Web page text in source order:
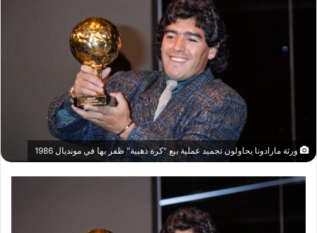
ورثة مارادونا يحاولون تجميد عملية بيع "كرة ذهبية" ظفر بها في مونديال 1986